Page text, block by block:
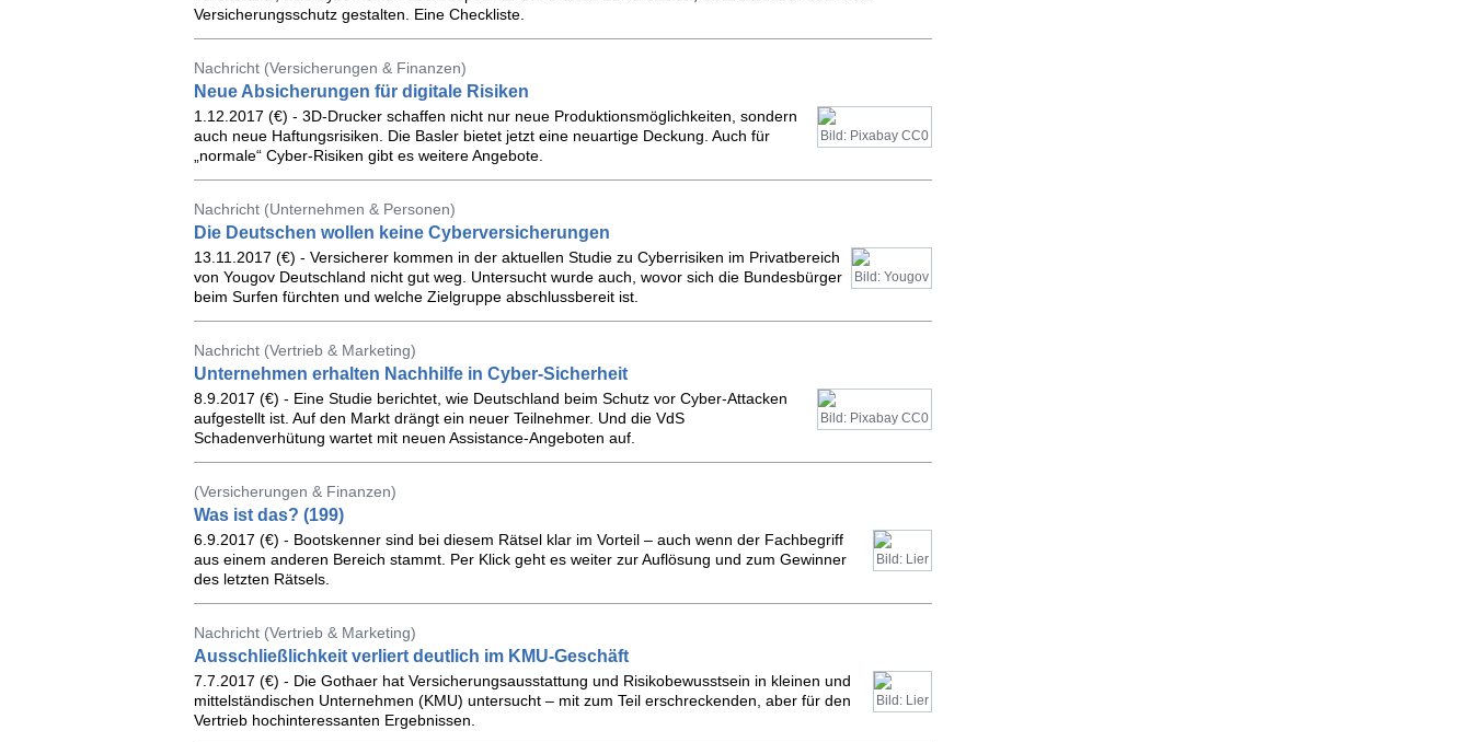
Versicherungsschutz gestalten. Eine Checkliste.
Nachricht (Versicherungen & Finanzen)
Neue Absicherungen für digitale Risiken
Bild: Pixabay CC0
1.12.2017 (€) - 3D-Drucker schaffen nicht nur neue Produktionsmöglichkeiten, sondern
auch neue Haftungsrisiken. Die Basler bietet jetzt eine neuartige Deckung. Auch für
„normale“ Cyber-Risiken gibt es weitere Angebote.
Nachricht (Unternehmen & Personen)
Die Deutschen wollen keine Cyberversicherungen
Bild: Yougov
13.11.2017 (€) - Versicherer kommen in der aktuellen Studie zu Cyberrisiken im Privatbereich
von Yougov Deutschland nicht gut weg. Untersucht wurde auch, wovor sich die Bundesbürger
beim Surfen fürchten und welche Zielgruppe abschlussbereit ist.
Nachricht (Vertrieb & Marketing)
Unternehmen erhalten Nachhilfe in Cyber-Sicherheit
Bild: Pixabay CC0
8.9.2017 (€) - Eine Studie berichtet, wie Deutschland beim Schutz vor Cyber-Attacken
aufgestellt ist. Auf den Markt drängt ein neuer Teilnehmer. Und die VdS
Schadenverhütung wartet mit neuen Assistance-Angeboten auf.
(Versicherungen & Finanzen)
Was ist das? (199)
Bild: Lier
6.9.2017 (€) - Bootskenner sind bei diesem Rätsel klar im Vorteil – auch wenn der Fachbegriff
aus einem anderen Bereich stammt. Per Klick geht es weiter zur Auflösung und zum Gewinner
des letzten Rätsels.
Nachricht (Vertrieb & Marketing)
Ausschließlichkeit verliert deutlich im KMU-Geschäft
Bild: Lier
7.7.2017 (€) - Die Gothaer hat Versicherungsausstattung und Risikobewusstsein in kleinen und
mittelständischen Unternehmen (KMU) untersucht – mit zum Teil erschreckenden, aber für den
Vertrieb hochinteressanten Ergebnissen.